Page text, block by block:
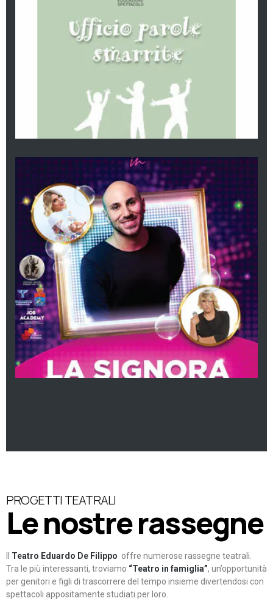
PROGETTI TEATRALI
Le nostre rassegne
Teatro Eduardo De Filippo offre numerose rassegne teatrali.
Tra le più interessanti, troviamo “Teatro in famiglia”, un’opportunità
per genitori e figli di trascorrere del tempo insieme divertendosi con
spettacoli appositamente studiati per loro.